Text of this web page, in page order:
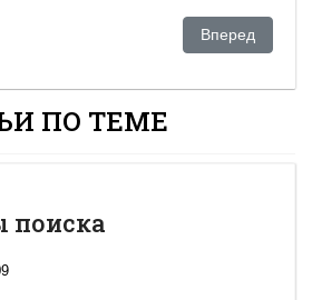
мафия Следующий:
Вперед
ПО ТЕМЕ
поиска